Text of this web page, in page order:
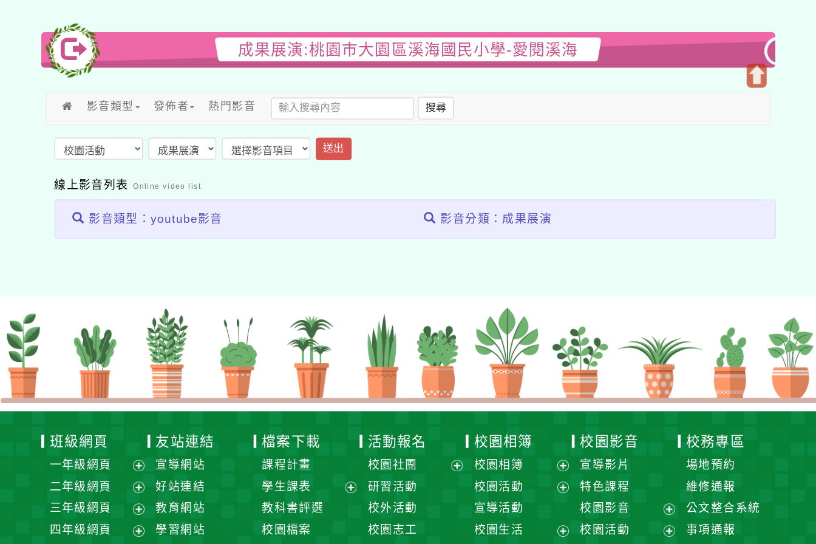
成果展演:桃園市大園區溪海國民小學-愛閱溪海
影音類型 發佈者 熱門影音 搜尋
送出
線上影音列表 Online video list
影音類型：youtube影音 影音分類：成果展演
班級網頁
一年級網頁
展
開
選
單
二年級網頁
展
選
三年級網頁
展
四年級網頁
友站連結
宣導網站
好站連結
教育網站
學習網站
檔案下載
課程計畫
學生課表
教科書評選
校園檔案
活動報名
校園社團
研習活動
校外活動
校園志工
校園相簿
校園相簿
展
開
單
校園活動
選
宣導活動
校園生活
校園影音
宣導影片
特色課程
校園影音
展
校園活動
校務專區
場地預約
維修通報
公文整合系統
事項通報